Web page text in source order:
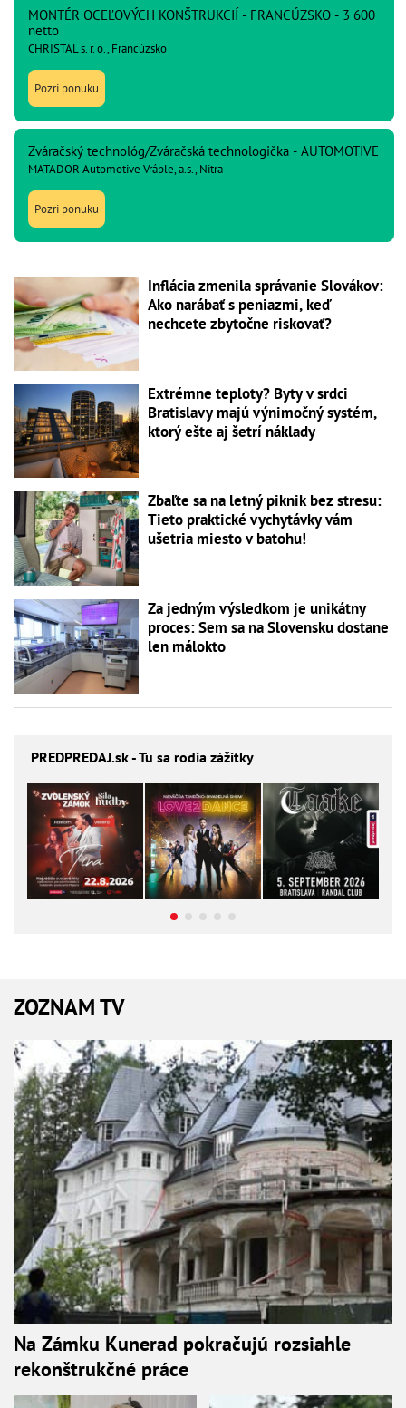
MONTÉR OCEĽOVÝCH KONŠTRUKCIÍ - FRANCÚZSKO - 3 600
netto
CHRISTAL s. r. o., Francúzsko
Pozri ponuku
Zváračský technológ/Zváračská technologička - AUTOMOTIVE
MATADOR Automotive Vráble, a.s., Nitra
Pozri ponuku
Inflácia zmenila správanie Slovákov:
Ako narábať s peniazmi, keď
nechcete zbytočne riskovať?
Extrémne teploty? Byty v srdci
Bratislavy majú výnimočný systém,
ktorý ešte aj šetrí náklady
Zbaľte sa na letný piknik bez stresu:
Tieto praktické vychytávky vám
ušetria miesto v batohu!
Za jedným výsledkom je unikátny
proces: Sem sa na Slovensku dostane
len málokto
PREDPREDAJ.sk - Tu sa rodia zážitky
ZOZNAM TV
Na Zámku Kunerad pokračujú rozsiahle
rekonštrukčné práce